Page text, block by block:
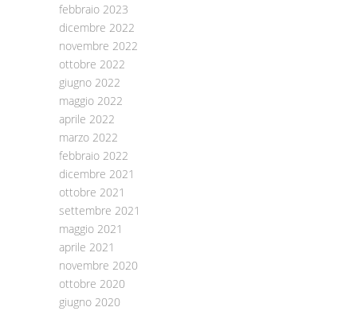
febbraio 2023
dicembre 2022
novembre 2022
ottobre 2022
giugno 2022
maggio 2022
aprile 2022
marzo 2022
febbraio 2022
dicembre 2021
ottobre 2021
settembre 2021
maggio 2021
aprile 2021
novembre 2020
ottobre 2020
giugno 2020